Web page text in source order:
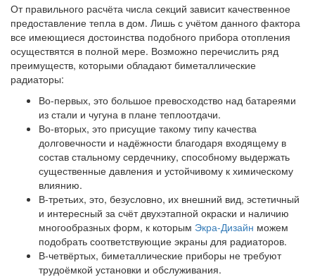
От правильного расчёта числа секций зависит качественное
предоставление тепла в дом. Лишь с учётом данного фактора
все имеющиеся достоинства подобного прибора отопления
осуществятся в полной мере. Возможно перечислить ряд
преимуществ, которыми обладают биметаллические
радиаторы:
Во-первых, это большое превосходство над батареями
из стали и чугуна в плане теплоотдачи.
Во-вторых, это присущие такому типу качества
долговечности и надёжности благодаря входящему в
состав стальному сердечнику, способному выдержать
существенные давления и устойчивому к химическому
влиянию.
В-третьих, это, безусловно, их внешний вид, эстетичный
и интересный за счёт двухэтапной окраски и наличию
многообразных форм, к которым Экра-Дизайн можем
подобрать соответствующие экраны для радиаторов.
В-четвёртых, биметаллические приборы не требуют
трудоёмкой установки и обслуживания.